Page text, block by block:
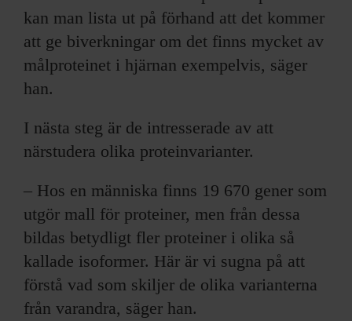
kan man lista ut på förhand att det kommer
att ge biverkningar om det finns mycket av
målproteinet i hjärnan exempelvis, säger
han.
I nästa steg är de intresserade av att
närstudera olika proteinvarianter.
– Hos en människa finns 19 670 gener som
utgör mall för proteiner, men från dessa
bildas betydligt fler proteiner i olika så
kallade isoformer. Här är vi sugna på att
förstå vad som skiljer de olika varianterna
från varandra, säger han.